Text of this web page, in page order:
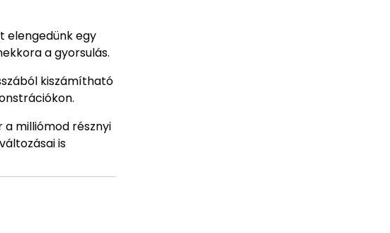
elengedünk egy
a gyorsulás.
kiszámítható
milliómod résznyi
is